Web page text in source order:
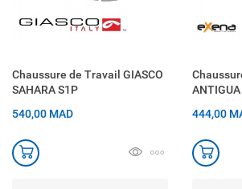
Chaussure de Travail GIASCO
SAHARA S1P
540,00 MAD
444,00